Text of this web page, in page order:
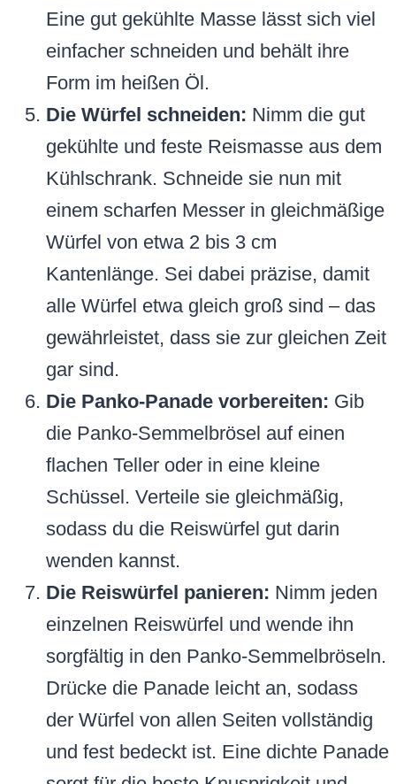
Eine gut gekühlte Masse lässt sich viel
einfacher schneiden und behält ihre
Form im heißen Öl.
Die Würfel schneiden: Nimm die gut
gekühlte und feste Reismasse aus dem
Kühlschrank. Schneide sie nun mit
einem scharfen Messer in gleichmäßige
Würfel von etwa 2 bis 3 cm
Kantenlänge. Sei dabei präzise, damit
alle Würfel etwa gleich groß sind – das
gewährleistet, dass sie zur gleichen Zeit
gar sind.
Die Panko-Panade vorbereiten: Gib
die Panko-Semmelbrösel auf einen
flachen Teller oder in eine kleine
Schüssel. Verteile sie gleichmäßig,
sodass du die Reiswürfel gut darin
wenden kannst.
Die Reiswürfel panieren: Nimm jeden
einzelnen Reiswürfel und wende ihn
sorgfältig in den Panko-Semmelbröseln.
Drücke die Panade leicht an, sodass
der Würfel von allen Seiten vollständig
und fest bedeckt ist. Eine dichte Panade